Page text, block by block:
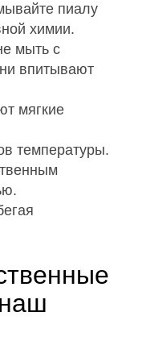
пиалу
химии.
мыть с
впитывают
мягкие
температуры.